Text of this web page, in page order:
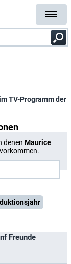
TV-Programm der
denen Maurice
Freunde